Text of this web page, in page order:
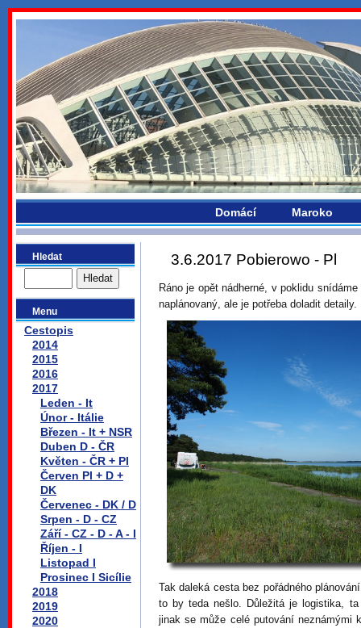
bydlikemevropou.com
Domácí Maroko
Hledat
Menu
Cestopis
2014
2015
2016
2017
Leden - It
Únor - Itálie
Březen - It + NSR
Duben D - ČR
Květen - ČR + Pl
Červen Pl + D +
DK
Červenec - DK / D
Srpen - D - CZ
Září - CZ - D - A - I
Říjen - I
Listopad I
Prosinec I Sicílie
2018
2019
2020
3.6.2017 Pobierowo - Pl
Ráno je opět nádherné, v poklidu
naplánovaný, ale je potřeba doladit detaily.
Tak daleká cesta bez pořádného
to by teda nešlo. Důležitá je logistika,
jinak se může celé putování neznámými